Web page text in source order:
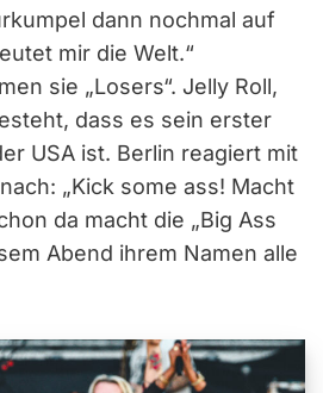
dann nochmal auf
mir die Welt.“
sie „Losers“. Jelly Roll,
dass es sein erster
USA ist. Berlin reagiert mit
„Kick some ass! Macht
da macht die „Big Ass
Abend ihrem Namen alle